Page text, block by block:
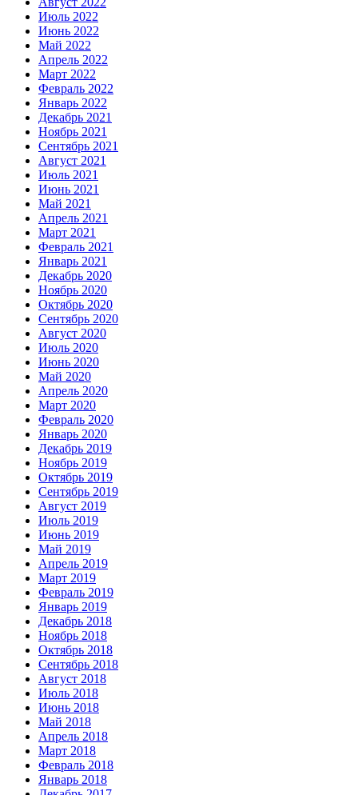
Июль 2022
Июнь 2022
Май 2022
Апрель 2022
Март 2022
Февраль 2022
Январь 2022
Декабрь 2021
Ноябрь 2021
Сентябрь 2021
Август 2021
Июль 2021
Июнь 2021
Май 2021
Апрель 2021
Март 2021
Февраль 2021
Январь 2021
Декабрь 2020
Ноябрь 2020
Октябрь 2020
Сентябрь 2020
Август 2020
Июль 2020
Июнь 2020
Май 2020
Апрель 2020
Март 2020
Февраль 2020
Январь 2020
Декабрь 2019
Ноябрь 2019
Октябрь 2019
Сентябрь 2019
Август 2019
Июль 2019
Июнь 2019
Май 2019
Апрель 2019
Март 2019
Февраль 2019
Январь 2019
Декабрь 2018
Ноябрь 2018
Октябрь 2018
Сентябрь 2018
Август 2018
Июль 2018
Июнь 2018
Май 2018
Апрель 2018
Март 2018
Февраль 2018
Январь 2018